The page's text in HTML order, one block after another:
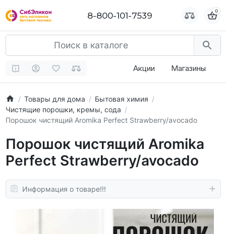
8-800-101-7539 0
Акции Магазины
Товары для дома
Бытовая химия
Чистящие порошки, кремы, сода
Порошок чистящий Aromika Perfect Strawberry/avocado
Порошок чистящий Aromika
Perfect Strawberry/avocado
Информация о товаре!!!
8-800-101-7539 0